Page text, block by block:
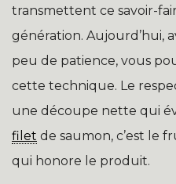
transmettent ce savoir-
génération. Aujourd’hui,
peu de patience, vous
cette technique. Le
une découpe nette qui
filet de saumon, c’est le
qui honore le produit.